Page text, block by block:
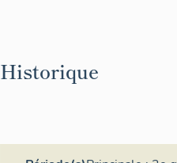
Historique